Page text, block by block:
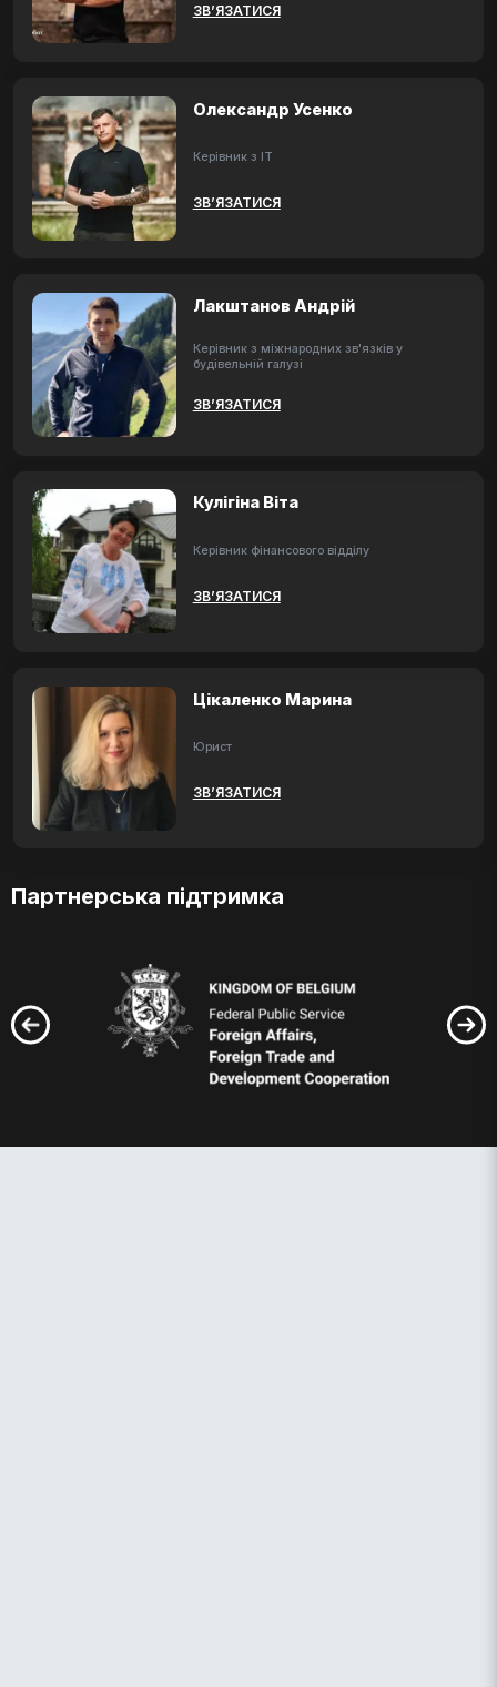
ЗВ’ЯЗАТИСЯ
Олександр Усенко
Керівник з ІТ
ЗВ’ЯЗАТИСЯ
Лакштанов Андрій
Керівник з міжнародних зв'язків у
будівельній галузі
ЗВ’ЯЗАТИСЯ
Кулігіна Віта
Керівник фінансового відділу
ЗВ’ЯЗАТИСЯ
Цікаленко Марина
Юрист
ЗВ’ЯЗАТИСЯ
Партнерська підтримка